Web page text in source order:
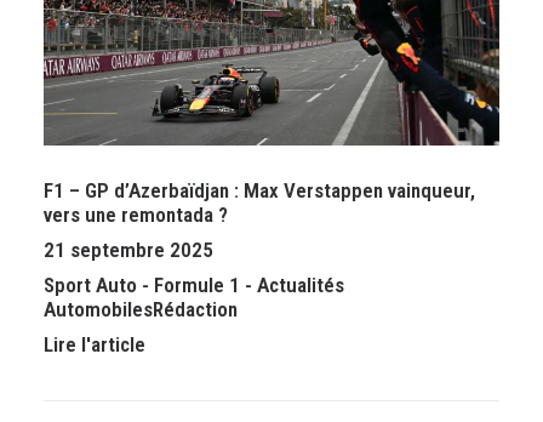
F1 – GP d’Azerbaïdjan : Max Verstappen vainqueur,
vers une remontada ?
21 septembre 2025
Sport Auto - Formule 1 - Actualités
AutomobilesRédaction
Lire l'article